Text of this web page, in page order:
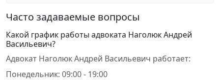
Часто задаваемые вопросы
Какой график работы адвоката Наголюк Андрей
Васильевич?
Адвокат Наголюк Андрей Васильевич работает:
Понедельник: 09:00 - 19:00